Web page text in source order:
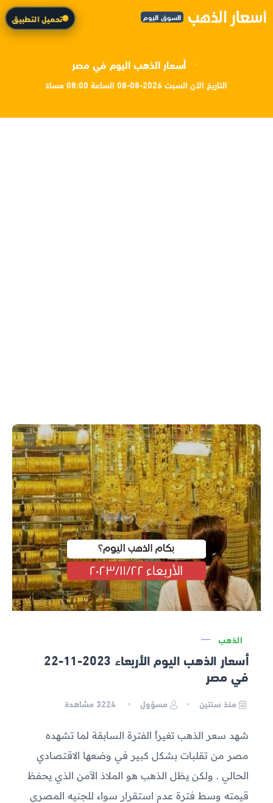
السوق اليوم تحميل التطبيق
أسعار الذهب اليوم في مصر
التاريخ الآن السبت 2026-08-08 الساعة 08:00 مساءً
الذهب
أسعار الذهب اليوم الأربعاء 2023-11-22
في مصر
منذ سنتين مسؤول مشاهدة
شهد سعر الذهب تغيراً الفترة السابقة لما تشهده
مصر من تقلبات بشكل كبير في وضعها الاقتصادي
الحالي . ولكن يظل الذهب هو الملاذ الآمن الذي يحفظ
قيمته وسط فترة عدم استقرار سواء للجنيه المصري